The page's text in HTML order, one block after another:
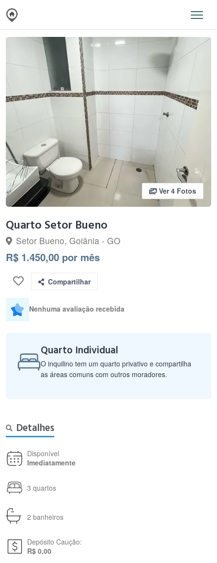
Ver 4 Fotos
Quarto Setor Bueno
Setor Bueno, Goiânia - GO
R$ 1.450,00 por mês
Compartilhar
Nenhuma avaliação recebida
Quarto Individual
O inquilino tem um quarto privativo e compartilha
as áreas comuns com outros moradores.
Detalhes
Disponível
Imediatamente
3 quartos
2 banheiros
Depósito Caução:
R$ 0,00